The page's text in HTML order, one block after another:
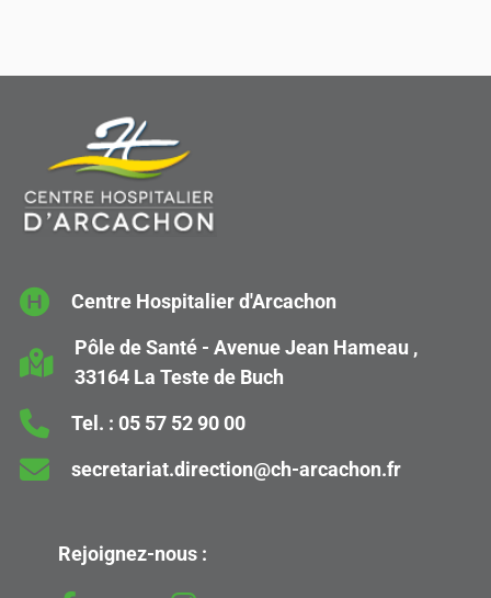
Centre Hospitalier d'Arcachon
Pôle de Santé - Avenue Jean Hameau ,
33164 La Teste de Buch
Tel. : 05 57 52 90 00
secretariat.direction@ch-arcachon.fr
Rejoignez-nous :